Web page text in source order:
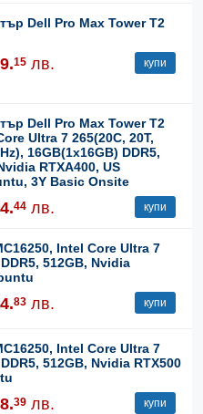
Dell Pro Max Tower T2
15 лв. купи
Dell Pro Max Tower T2
Ultra 7 265(20C, 20T,
16GB(1x16GB) DDR5,
RTXA400, US
3Y Basic Onsite
44 лв. купи
Intel Core Ultra 7
512GB, Nvidia
83 лв. купи
Intel Core Ultra 7
512GB, Nvidia RTX500
39 лв. купи